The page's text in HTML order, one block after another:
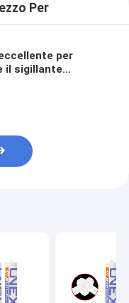
Per
per
il sigillante